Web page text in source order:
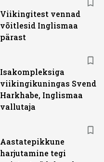
Viikingitest vennad
võitlesid Inglismaa
pärast
Isakompleksiga
viikingikuningas Svend
Harkhabe, Inglismaa
vallutaja
Aastatepikkune
harjutamine tegi